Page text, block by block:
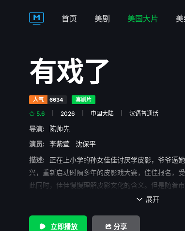
首页 美剧 美国大片
有戏了
人气 6634 喜剧片
5.6 2026 中国大陆 汉语普通话
导演:
陈帅先
演员:
李紫萱
沈保平
描述:
正在上小学的孙女佳佳讨厌学皮影，爷爷逼
兴，重新启动时隔多年的皮影戏大赛，佳佳报名，
此同时，佳佳慢慢理解皮影文化的含义。但是随着
击，下定决心要放弃皮影，孙女开始帮爷爷找回信
 展开
立即播放 分享